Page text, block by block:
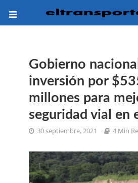
Gobierno
inversión por
millones para
seguridad vial en
30 septiembre, 2021 4 Min